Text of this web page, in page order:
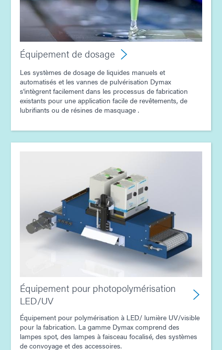
Équipement de dosage
Les systèmes de dosage de liquides manuels et
automatisés et les vannes de pulvérisation Dymax
s'intègrent facilement dans les processus de fabrication
existants pour une application facile de revêtements, de
lubrifiants ou de résines de masquage .
Équipement pour photopolymérisation
LED/UV
Équipement pour polymérisation à LED/ lumière UV/visible
pour la fabrication. La gamme Dymax comprend des
lampes spot, des lampes à faisceau focalisé, des systèmes
de convoyage et des accessoires.